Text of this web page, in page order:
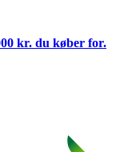
kr. du køber for.